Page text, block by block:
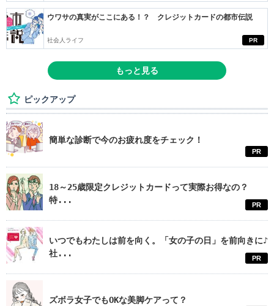
PR
ウワサの真実がここにある！？ クレジットカードの都市伝説
社会人ライフ
もっと見る
ピックアップ
簡単な診断で今のお疲れ度をチェック！
PR
18～25歳限定クレジットカードって実際お得なの？
特...
PR
いつでもわたしは前を向く。「女の子の日」を前向きに♪
社...
PR
ズボラ女子でもOKな美脚ケアって？